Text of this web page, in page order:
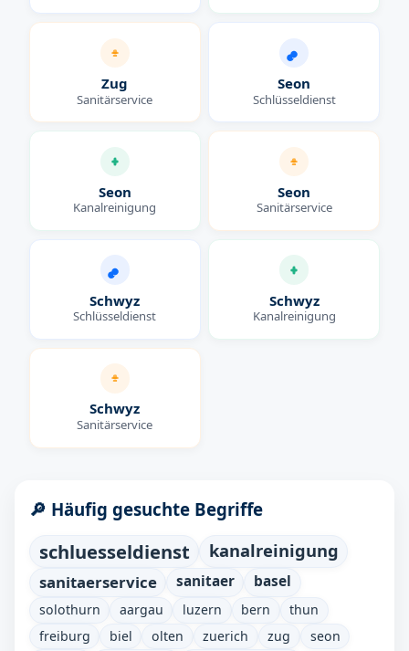
Zug
Sanitärservice
Seon
Schlüsseldienst
Seon
Kanalreinigung
Seon
Sanitärservice
Schwyz
Schlüsseldienst
Schwyz
Kanalreinigung
Schwyz
Sanitärservice
🔎 Häufig gesuchte Begriffe
schluesseldienst kanalreinigung
sanitaerservice sanitaer basel
solothurn aargau luzern bern
thun
freiburg
biel olten zuerich zug
seon